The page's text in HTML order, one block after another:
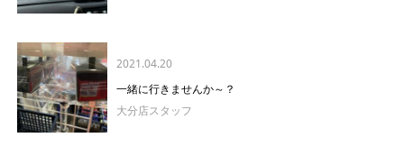
2021.04.20
一緒に行きませんか～？
大分店スタッフ